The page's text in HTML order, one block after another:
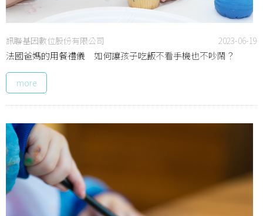
訊聯基因數位股份有限公司 2023-06-19
法國爸媽的用餐禮儀 如何讓孩子吃飯不看手機也不吵鬧？
more